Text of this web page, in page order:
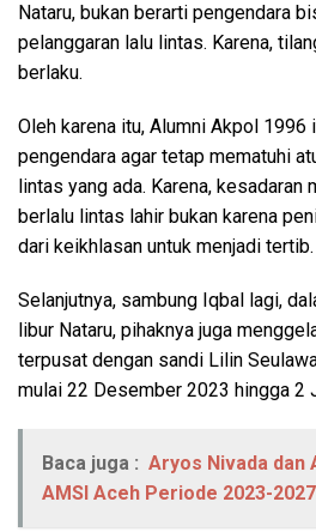
Nataru, bukan berarti pengendara
pelanggaran lalu lintas. Karena,
berlaku.
Oleh karena itu, Alumni Akpol 1996
pengendara agar tetap mematuhi
lintas yang ada. Karena, kesadaran
berlalu lintas lahir bukan karena
dari keikhlasan untuk menjadi tertib.
Selanjutnya, sambung Iqbal lagi,
libur Nataru, pihaknya juga
terpusat dengan sandi Lilin
mulai 22 Desember 2023 hingga 2
Baca juga : Aryos Nivada dan
AMSI Aceh Periode 2023-2027